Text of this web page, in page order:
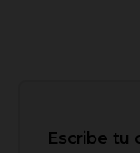
Escribe tu